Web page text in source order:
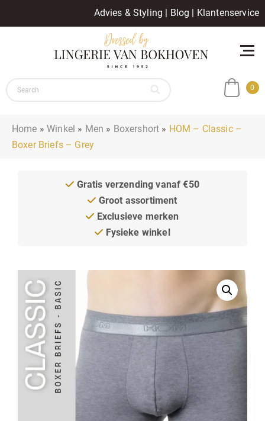
Advies & Styling | Blog | Klantenservice
0
Home »Winkel » Men » Boxershort » HOM – Classic –
Boxer Briefs – Grey
Gratis verzending vanaf €50
Groot assortiment
Exclusieve merken
Fysieke winkel